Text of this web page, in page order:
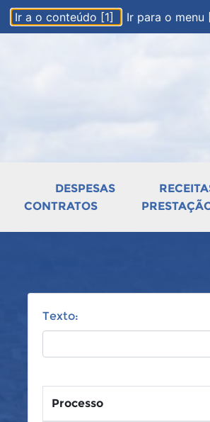
Ir a o conteúdo [1] Ir para o menu
DESPESAS
CONTRATOS
Texto:
Processo